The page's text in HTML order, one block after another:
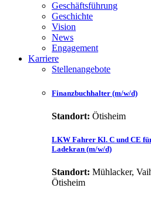
Geschäftsführung
Geschichte
Vision
News
Engagement
Karriere
Stellenangebote
Finanzbuchhalter (m/w/d)
Standort: Ötisheim
LKW Fahrer Kl. C und CE
Ladekran (m/w/d)
Standort: Mühlacker,
Ötisheim